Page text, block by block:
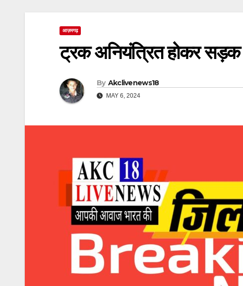
आज़मगढ़
ट्रक अनियंत्रित होकर सड़क
By Akclivenews18
MAY 6, 2024